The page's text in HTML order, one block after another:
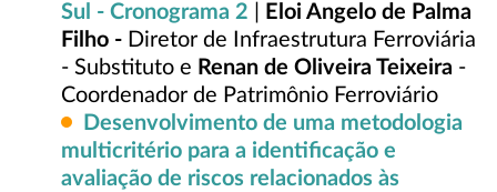
Sul - Cronograma 2
Eloi Angelo de Palma
Filho - Diretor de Infraestrutura Ferroviária
- Substituto e Renan de Oliveira Teixeira -
Coordenador de Patrimônio Ferroviário
Desenvolvimento de uma metodologia
multicritério para a identificação e
avaliação de riscos relacionados às